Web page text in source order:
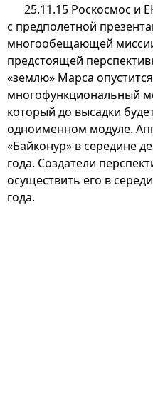
25.11.15 Роскосмос и
с предполетной
многообещающей
предстоящей
«землю» Марса
многофункциональный
который до высадки
одноименном модуле.
«Байконур» в середине
года. Создатели
осуществить его в
года.